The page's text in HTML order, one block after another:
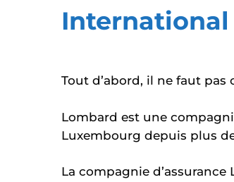
International
Tout d’abord, il ne faut
Lombard est une
Luxembourg depuis plus
La compagnie